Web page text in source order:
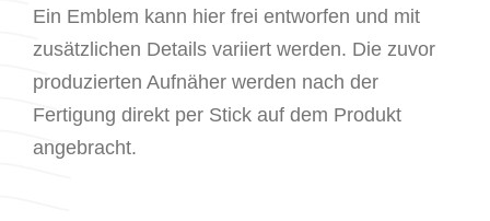
Ein Emblem kann hier frei entworfen und mit
zusätzlichen Details variiert werden. Die zuvor
produzierten Aufnäher werden nach der
Fertigung direkt per Stick auf dem Produkt
angebracht.